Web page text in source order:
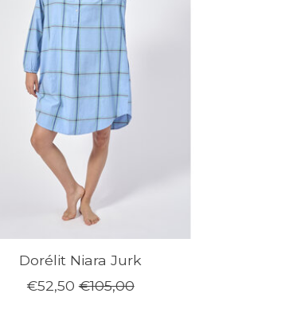
Dorélit Niara Jurk
€52,50 €105,00